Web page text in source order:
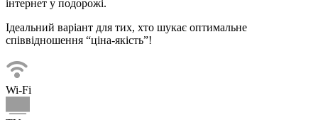
інтернет у подорожі.
Ідеальний варіант для тих, хто шукає оптимальне
співвідношення “ціна-якість”!
Wi-Fi